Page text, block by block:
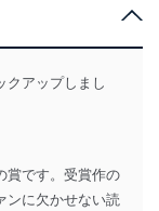
の情報を分
スタマーQ＆A
クアップしまし
賞です。受賞作の
ンに欠かせない読